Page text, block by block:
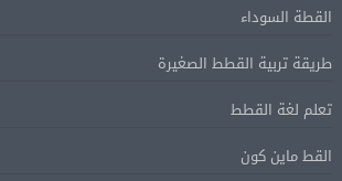
القطة السوداء
طريقة تربية القطط الصغيرة
تعلم لغة القطط
القط ماين كون